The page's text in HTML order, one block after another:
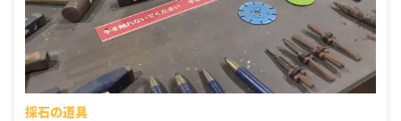
採石の道具